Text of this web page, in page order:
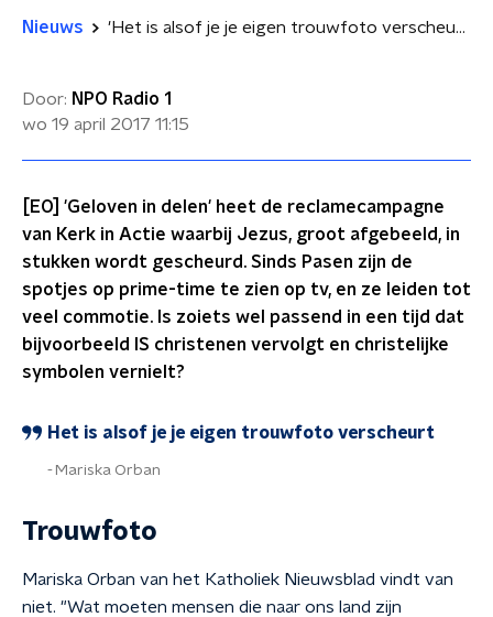
Nieuws 'Het is alsof je je eigen trouwfoto verscheurt'
Door: NPO Radio 1
wo 19 april 2017 11:15
[EO] 'Geloven in delen' heet de reclamecampagne
van Kerk in Actie waarbij Jezus, groot afgebeeld, in
stukken wordt gescheurd. Sinds Pasen zijn de
spotjes op prime-time te zien op tv, en ze leiden tot
veel commotie. Is zoiets wel passend in een tijd dat
bijvoorbeeld IS christenen vervolgt en christelijke
symbolen vernielt?
Het is alsof je je eigen trouwfoto verscheurt
Mariska Orban
Trouwfoto
Mariska Orban van het Katholiek Nieuwsblad vindt van
niet. "Wat moeten mensen die naar ons land zijn